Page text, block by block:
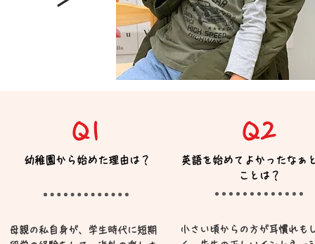
Q1
Q1
​幼稚園から始めた理由は？
母親の私自身が、学生時代に短期
Q2
英語を始めてよかったなぁ
ことは？
小さい頃からの方が耳慣れも